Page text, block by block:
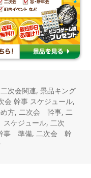
二次会関連, 景品キング
会 幹事 スケジュール,
方, 二次会 幹事, 二
ケジュール, 二次
事 準備, 二次会 幹